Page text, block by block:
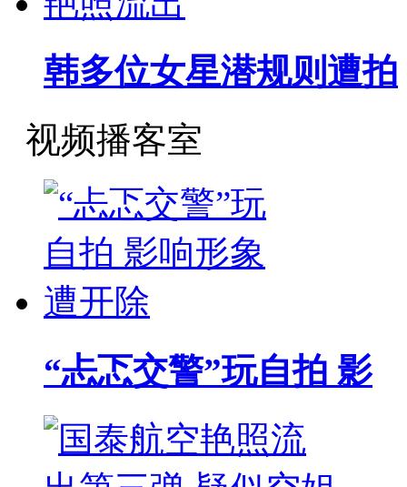
韩多位女星潜规则遭拍
视频播客室
“忐忑交警”玩自拍 影